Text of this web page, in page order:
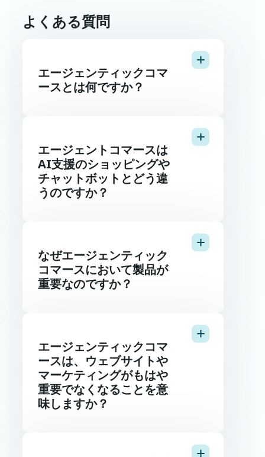
よくある質問
エージェンティックコマ
ースとは何ですか？
エージェントコマースは
AI支援のショッピングや
チャットボットとどう違
うのですか？
なぜエージェンティック
コマースにおいて製品が
重要なのですか？
エージェンティックコマ
ースは、ウェブサイトや
マーケティングがもはや
重要でなくなることを意
味しますか？